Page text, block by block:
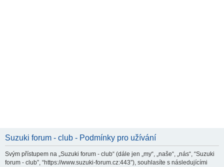
Suzuki forum - club - Podmínky pro užívání
Svým přístupem na „Suzuki forum - club“ (dále jen „my“, „naše“, „nás“, “Suzuki
forum - club”, “https://www.suzuki-forum.cz:443”), souhlasíte s následujícími